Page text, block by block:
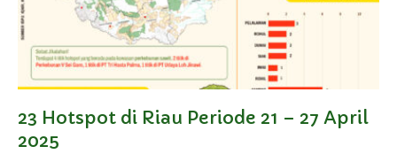
23 Hotspot di Riau Periode 21 – 27 April
2025